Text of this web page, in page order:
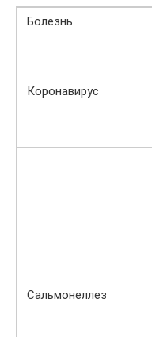
Болезнь
Коронавирус
Сальмонеллез